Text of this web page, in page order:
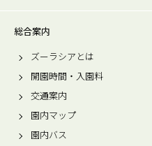
総合案内
ズーラシアとは
開園時間・入園料
交通案内
園内マップ
園内バス